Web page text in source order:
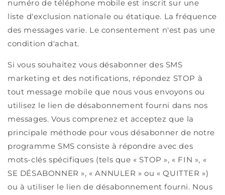
numéro de téléphone mobile est inscrit sur une
liste d'exclusion nationale ou étatique. La fréquence
des messages varie. Le consentement n'est pas une
condition d'achat.
Si vous souhaitez vous désabonner des SMS
marketing et des notifications, répondez STOP à
tout message mobile que nous vous envoyons ou
utilisez le lien de désabonnement fourni dans nos
messages. Vous comprenez et acceptez que la
principale méthode pour vous désabonner de notre
programme SMS consiste à répondre avec des
mots-clés spécifiques (tels que « STOP », « FIN », «
SE DÉSABONNER », « ANNULER » ou « QUITTER »)
ou à utiliser le lien de désabonnement fourni. Nous